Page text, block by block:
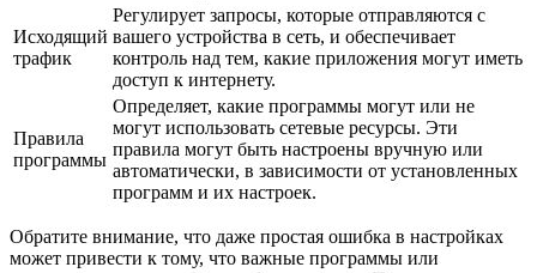
Исходящий
трафик
Регулирует запросы, которые отправляются с
вашего устройства в сеть, и обеспечивает
контроль над тем, какие приложения могут иметь
доступ к интернету.
Правила
программы
Определяет, какие программы могут или не
могут использовать сетевые ресурсы. Эти
правила могут быть настроены вручную или
автоматически, в зависимости от установленных
программ и их настроек.
Обратите внимание, что даже простая ошибка в настройках
может привести к тому, что важные программы или